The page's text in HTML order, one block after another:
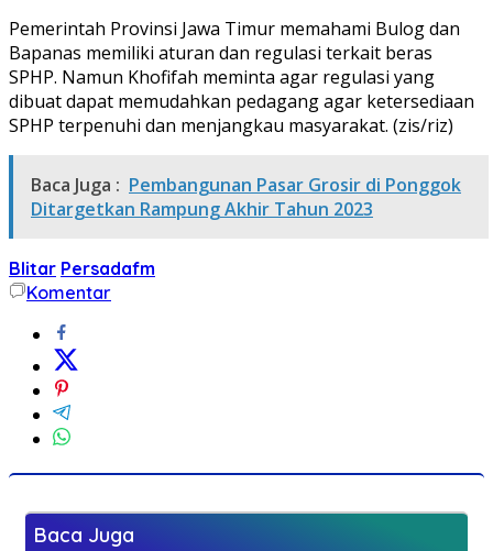
Pemerintah Provinsi Jawa Timur memahami Bulog dan
Bapanas memiliki aturan dan regulasi terkait beras
SPHP. Namun Khofifah meminta agar regulasi yang
dibuat dapat memudahkan pedagang agar ketersediaan
SPHP terpenuhi dan menjangkau masyarakat. (zis/riz)
Baca Juga : Pembangunan Pasar Grosir di Ponggok
Ditargetkan Rampung Akhir Tahun 2023
Blitar Persadafm
Komentar
Baca Juga